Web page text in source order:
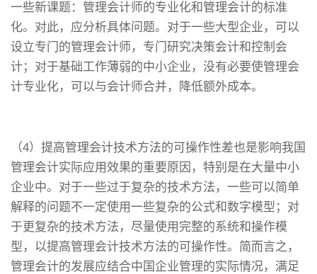
一些新课题：管理会计师的专业化和管理会计的标准
化。对此，应分析具体问题。对于一些大型企业，可以
设立专门的管理会计师，专门研究决策会计和控制会
计；对于基础工作薄弱的中小企业，没有必要使管理会
计专业化，可以与会计师合并，降低额外成本。
（4）提高管理会计技术方法的可操作性差也是影响我国
管理会计实际应用效果的重要原因，特别是在大量中小
企业中。对于一些过于复杂的技术方法，一些可以简单
解释的问题不一定使用一些复杂的公式和数字模型；对
于更复杂的技术方法，尽量使用完整的系统和操作模
型，以提高管理会计技术方法的可操作性。简而言之，
管理会计的发展应结合中国企业管理的实际情况，满足